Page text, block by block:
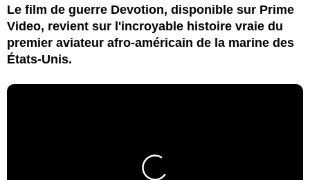
Le film de guerre Devotion, disponible sur Prime
Video, revient sur l'incroyable histoire vraie du
premier aviateur afro-américain de la marine des
États-Unis.